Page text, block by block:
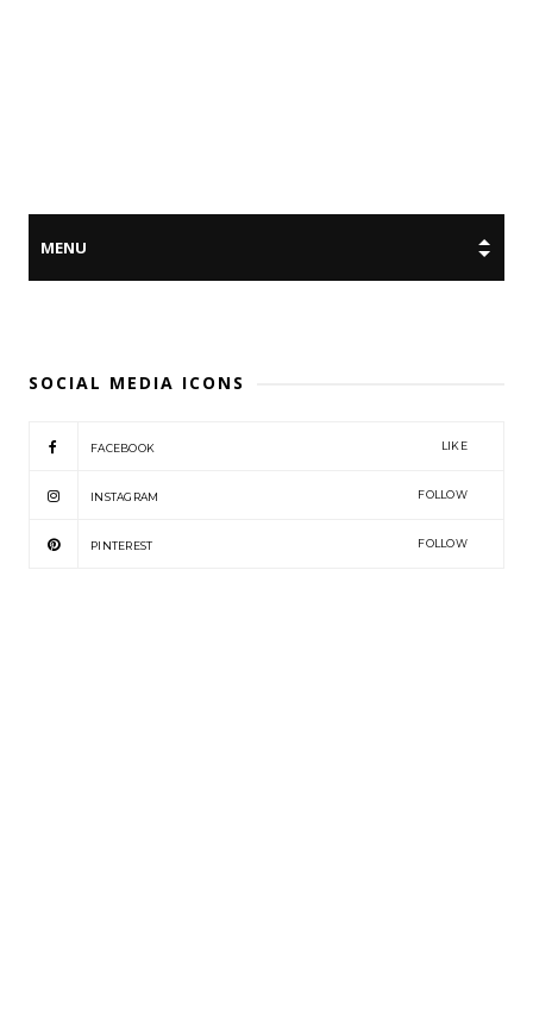
SOCIAL MEDIA ICONS
FACEBOOK LIKE
INSTAGRAM FOLLOW
PINTEREST FOLLOW